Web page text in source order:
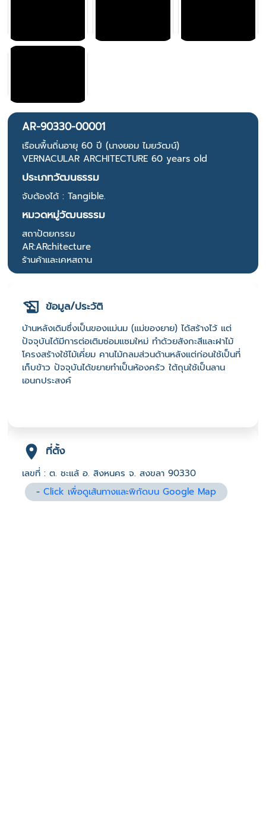
AR-90330-00001
เรือนพื้นถิ่นอายุ 60 ปี (นางยอม ไมยวัฒน์)
VERNACULAR ARCHITECTURE 60 years old
ประเภทวัฒนธรรม
จับต้องได้ : Tangible.
หมวดหมู่วัฒนธรรม
สถาปัตยกรรม
AR:ARchitecture
ร้านค้าและเคหสถาน
ข้อมูล/ประวัติ
บ้านหลังเดิมซึ่งเป็นของแม่นม (แม่ของยาย) ได้สร้างไว้ แต่
ปัจจุบันได้มีการต่อเติมซ่อมแซมใหม่ ทำด้วยสังกะสีและฝาไม้
โครงสร้างใช้ไม้เคี่ยม คานไม้กลมส่วนด้านหลังแต่ก่อนใช้เป็นที่
เก็บข้าว ปัจจุบันได้ขยายทำเป็นห้องครัว ใต้ถุนใช้เป็นลาน
เอนกประสงค์
ที่ตั้ง
เลขที่ : ต. ชะแล้ อ. สิงหนคร จ. สงขลา 90330
-Click เพื่อดูเส้นทางและพิกัดบน Google Map